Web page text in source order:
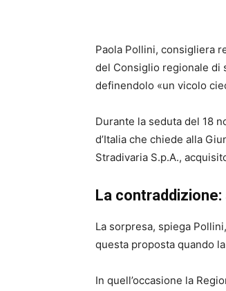
Paola Pollini, consigliera
del Consiglio regionale di
definendolo «un vicolo
Durante la seduta del 18
d’Italia che chiede alla
Stradivaria S.p.A.,
La
La sorpresa, spiega
questa proposta quando
In quell’occasione la